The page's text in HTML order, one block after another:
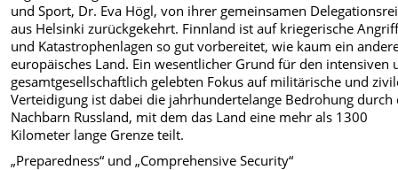
und Sport, Dr. Eva Högl, von ihrer gemeinsamen
aus Helsinki zurückgekehrt. Finnland ist auf kriegerische
und Katastrophenlagen so gut vorbereitet, wie kaum ein
europäisches Land. Ein wesentlicher Grund für den intensiven
gesamtgesellschaftlich gelebten Fokus auf militärische und
Verteidigung ist dabei die jahrhundertelange Bedrohung durch
Nachbarn Russland, mit dem das Land eine mehr als 1300
Kilometer lange Grenze teilt.
„Preparedness“ und „Comprehensive Security“